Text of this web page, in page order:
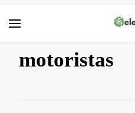
motoristas